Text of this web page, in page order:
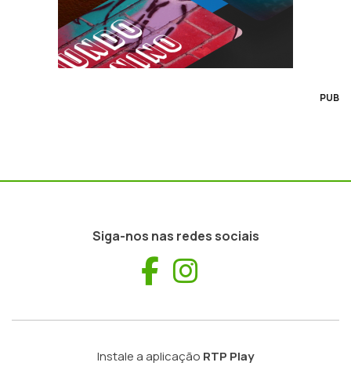
PUB
Siga-nos nas redes sociais
Facebook
Instale a aplicação RTP Play